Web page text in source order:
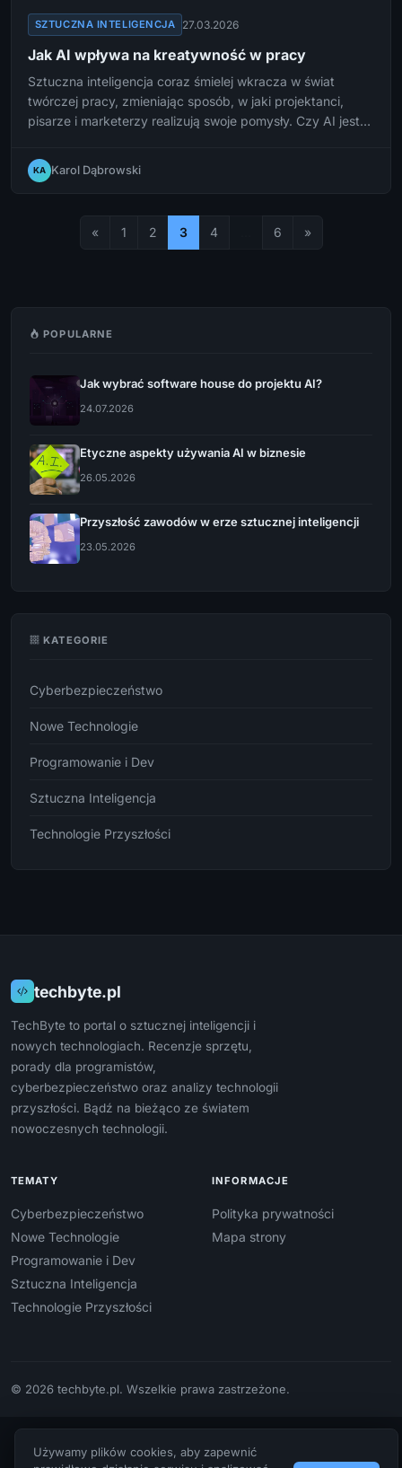
SZTUCZNA INTELIGENCJA 27.03.2026
Jak AI wpływa na kreatywność w pracy
Sztuczna inteligencja coraz śmielej wkracza w świat
twórczej pracy, zmieniając sposób, w jaki projektanci,
pisarze i marketerzy realizują swoje pomysły. Czy AI jest
zagrożenie?
KA Karol Dąbrowski
« 1 2 3 4 6 »
POPULARNE
Jak wybrać software house do projektu AI?
24.07.2026
Etyczne aspekty używania AI w biznesie
26.05.2026
Przyszłość zawodów w erze sztucznej inteligencji
23.05.2026
KATEGORIE
Cyberbezpieczeństwo
Nowe Technologie
Programowanie i Dev
Sztuczna Inteligencja
Technologie Przyszłości
techbyte.pl
TechByte to portal o sztucznej inteligencji i
nowych technologiach. Recenzje sprzętu,
porady dla programistów,
cyberbezpieczeństwo oraz analizy technologii
przyszłości. Bądź na bieżąco ze światem
nowoczesnych technologii.
TEMATY
Cyberbezpieczeństwo
Nowe Technologie
Programowanie i Dev
Sztuczna Inteligencja
Technologie Przyszłości
INFORMACJE
Polityka prywatności
Mapa strony
© 2026 techbyte.pl. Wszelkie prawa zastrzeżone.
Używamy plików cookies, aby zapewnić